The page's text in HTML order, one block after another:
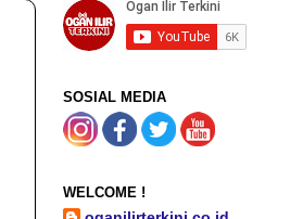
SOSIAL MEDIA
WELCOME !